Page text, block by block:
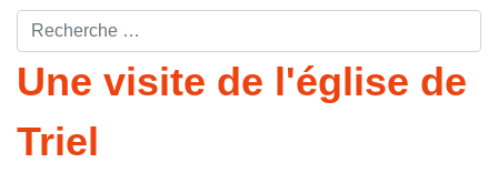
Rechercher ...
Une visite de l'église de
Triel